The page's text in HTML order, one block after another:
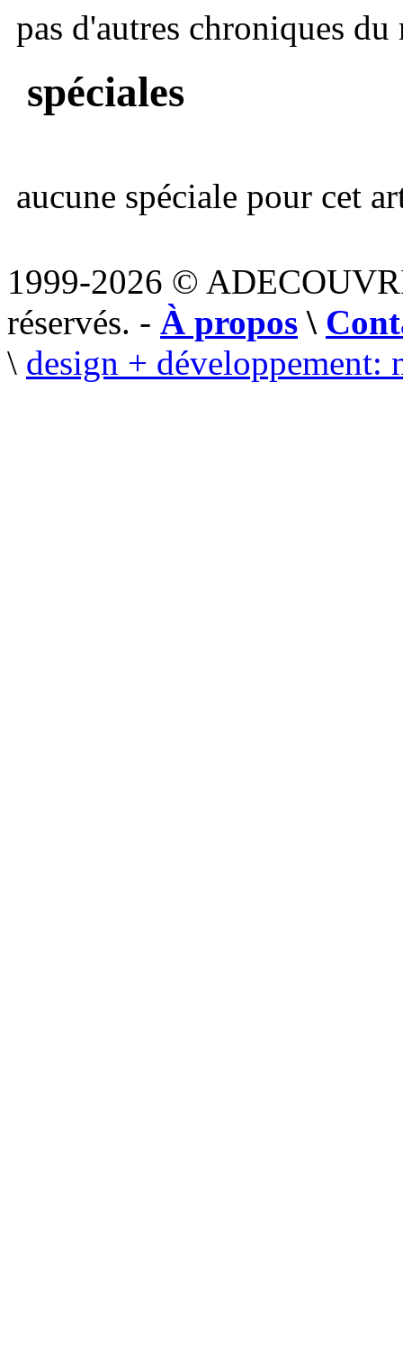
pas d'autres chroniques du
spéciales
aucune spéciale pour cet
1999-2026 ©
réservés. - À propos \
\ design + développement: